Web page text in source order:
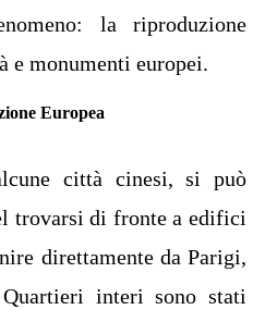
la riproduzione
e monumenti europei.
Europea
città cinesi, si può
trovarsi di fronte a edifici
direttamente da Parigi,
interi sono stati